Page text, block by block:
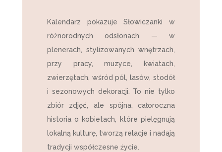
Kalendarz pokazuje Słowiczanki w
różnorodnych odsłonach — w
plenerach, stylizowanych wnętrzach,
przy pracy, muzyce, kwiatach,
zwierzętach, wśród pól, lasów, stodół
i sezonowych dekoracji. To nie tylko
zbiór zdjęć, ale spójna, całoroczna
historia o kobietach, które pielęgnują
lokalną kulturę, tworzą relacje i nadają
tradycji współczesne życie.